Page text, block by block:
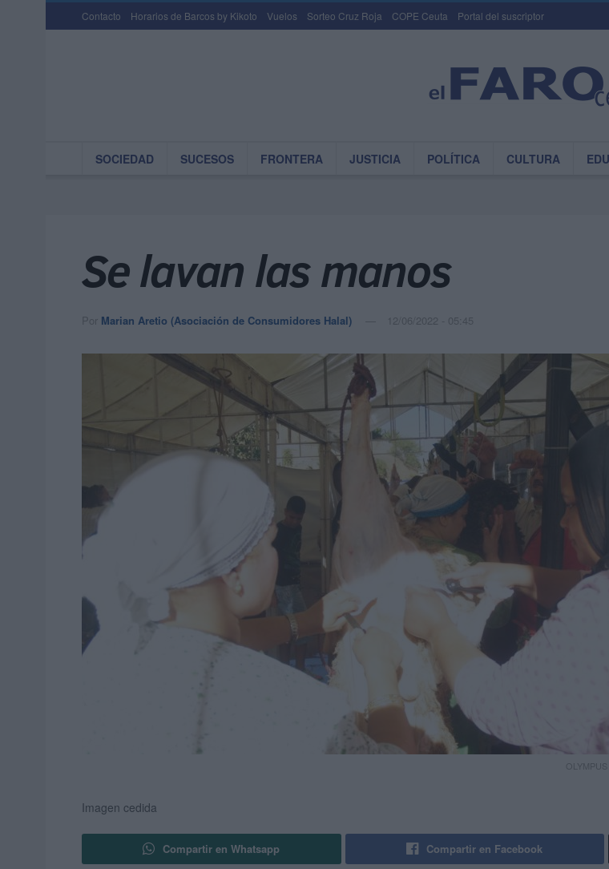
Contacto Horarios de Barcos by Kikoto Vuelos Sorteo Cruz Roja COPE Ceuta Portal del suscriptor
SOCIEDAD SUCESOS FRONTERA JUSTICIA POLÍTICA CULTURA
Se lavan las manos
Por Marian Aretio (Asociación de Consumidores Halal) 12/06/2022 - 05:45
Imagen cedida
Compartir en Whatsapp Compartir en Facebook